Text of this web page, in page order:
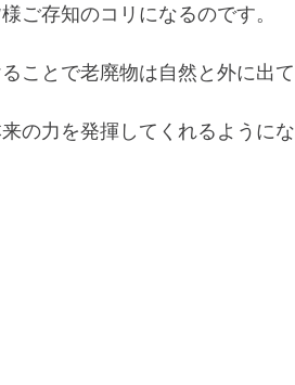
ご存知のコリになるのです。
ことで老廃物は自然と外に出て
の力を発揮してくれるようにな